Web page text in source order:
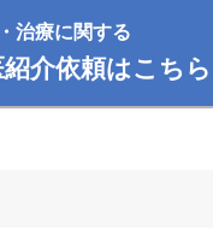
治療に関する
介依頼はこちら